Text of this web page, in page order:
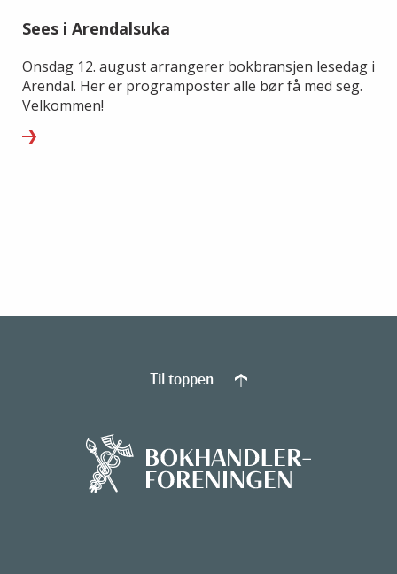
Sees i Arendalsuka
Onsdag 12. august arrangerer bokbransjen lesedag i
Arendal. Her er programposter alle bør få med seg.
Velkommen!
Til toppen